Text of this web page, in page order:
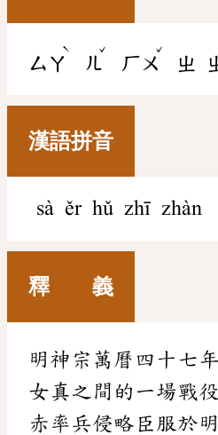
ㄙㄚ
ˋ
ㄦ
ˇ
ㄏㄨ
ˇ
ㄓ
漢語拼音
sà ěr hǔ zhī zhàn
釋 義
明神宗萬曆四十七
女真之間的一場戰
赤率兵侵略臣服於